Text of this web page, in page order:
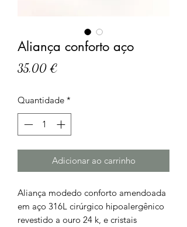
Aliança conforto aço
35,00 €
Quantidade *
Adicionar ao carrinho
Aliança modedo conforto amendoada
em aço 316L cirúrgico hipoalergênico
revestido a ouro 24 k, e cristais